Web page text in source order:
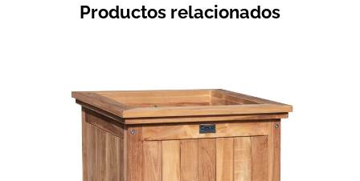
Productos relacionados